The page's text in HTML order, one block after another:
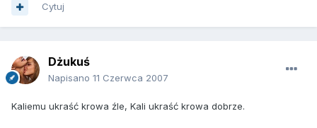
Cytuj
Dżukuś
Napisano 11 Czerwca 2007
Kaliemu ukraść krowa źle, Kali ukraść krowa dobrze.